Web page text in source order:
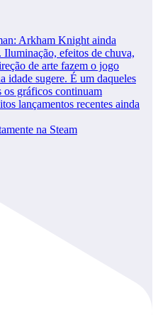
na Steam